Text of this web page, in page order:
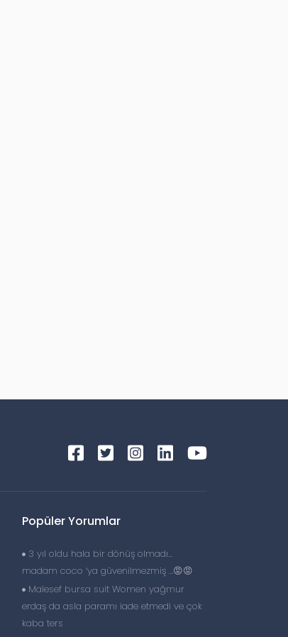
Popüler Yorumlar
3 yıl oldu hala bir dönüş olmadı…
madam coco ‘ya güvenilmezmiş …😡😡
Malesef bursa suit Women yağmur
erdaş da asla paramı iade etmedi ve çok
kaba ters